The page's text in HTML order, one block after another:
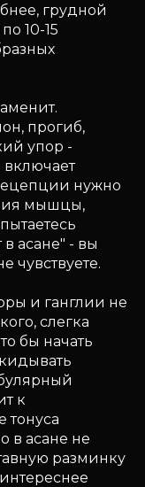
грудной
10-15
прогиб,
упор -
включает
нужно
мышцы,
в асане" - вы
чувствуете.
и ганглии не
слегка
бы начать
к
в асане не
разминку